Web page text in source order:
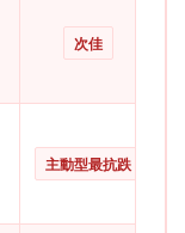
次佳
主動型最抗跌